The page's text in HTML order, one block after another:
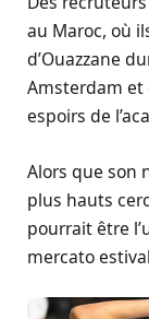
au Maroc, où
d’Ouazzane
Amsterdam et
espoirs de
Alors que son
plus hauts
pourrait être
mercato